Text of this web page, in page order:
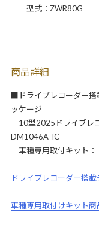
型式：ZWR80G
商品詳細
■ドライブレコーダー搭
ッケージ
10型2025ドライブレ
DM1046A-IC
車種専用取付キット
ドライブレコーダー搭
車種専用取付けキット商